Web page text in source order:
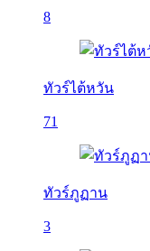
8
ทัวร์ไต้หวัน
71
ทัวร์ภูฏาน
3